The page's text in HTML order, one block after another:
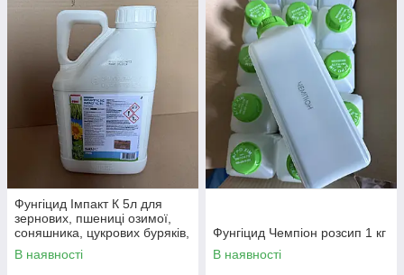
Фунгіцид Імпакт К 5л для
зернових, пшениці озимої,
соняшника, цукрових буряків,
гороху, сої, ріпака, рису
В наявності
Фунгіцид Чемпіон розсип 1 кг
В наявності